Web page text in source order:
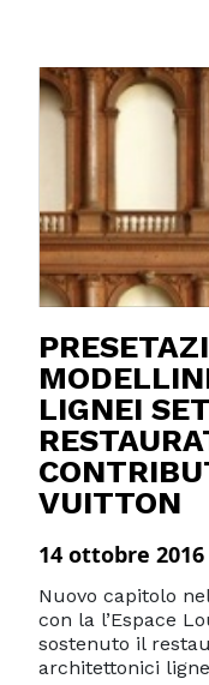
LIGNEI
VUITTON
14 ottobre 2016
Nuovo capitolo
con la l’Espace
sostenuto il
architettonici